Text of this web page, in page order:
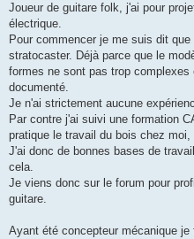
a
g
Joueur de guitare folk, j'ai pour
électrique.
Pour commencer je me suis dit
stratocaster. Déjà parce que le
formes ne sont pas trop
documenté.
Je n'ai strictement aucune
Par contre j'ai suivi une formation
pratique le travail du bois chez moi,
J'ai donc de bonnes bases de
cela.
Je viens donc sur le forum pour
guitare.
Ayant été concepteur mécanique